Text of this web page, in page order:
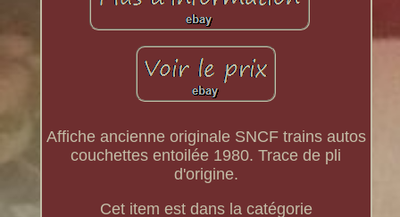
Affiche ancienne originale SNCF trains autos
couchettes entoilée 1980. Trace de pli
d'origine.
Cet item est dans la catégorie